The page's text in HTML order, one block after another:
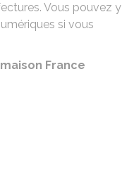
Vous pouvez y
si vous
maison France